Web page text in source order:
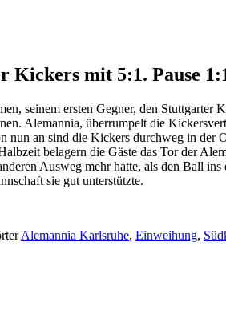
Kickers mit 5:1. Pause
seinem ersten Gegner, den
Alemannia, überrumpelt die
an sind die Kickers durchweg in
belagern die Gäste das Tor der
Ausweg mehr hatte, als den Ball
sie gut unterstützte.
Alemannia Karlsruhe, Einweihung,